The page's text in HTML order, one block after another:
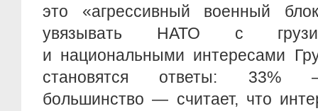
это «агрессивный военный
увязывать НАТО с
и национальными интересами
становятся ответы: 33%
большинство — считает, что